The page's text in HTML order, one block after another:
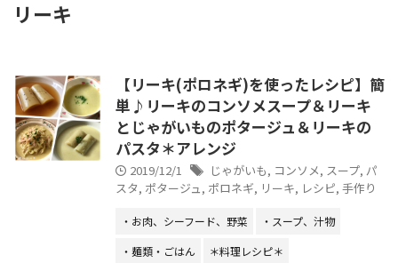
リーキ
【リーキ(ポロネギ)を使ったレシピ】簡
単♪リーキのコンソメスープ＆リーキ
とじゃがいものポタージュ＆リーキの
パスタ＊アレンジ
2019/12/1 じゃがいも, コンソメ, スープ, パ
スタ, ポタージュ, ポロネギ, リーキ, レシピ, 手作り
・お肉、シーフード、野菜
・スープ、汁物
・麺類・ごはん
＊料理レシピ＊